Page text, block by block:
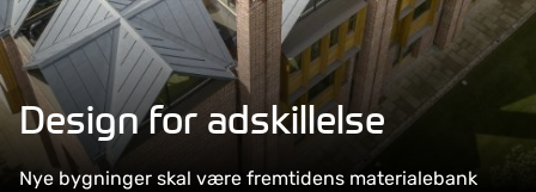
Design for adskillelse
Nye bygninger skal være fremtidens materialebank